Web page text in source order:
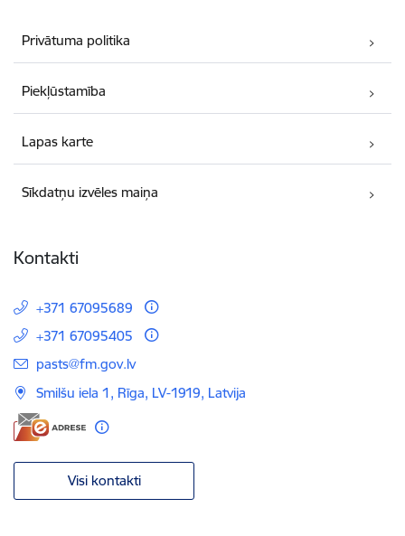
Privātuma politika
Piekļūstamība
Lapas karte
Sīkdatņu izvēles maiņa
Kontakti
+371 67095689
+371 67095405
E-pasts:
pasts@fm.gov.lv
Smilšu iela 1, Rīga, LV-1919, Latvija
Visi kontakti